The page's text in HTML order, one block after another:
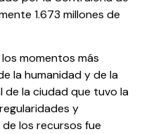
1.673 millones de
momentos más
la humanidad y de la
de la ciudad que tuvo la
y
los recursos fue